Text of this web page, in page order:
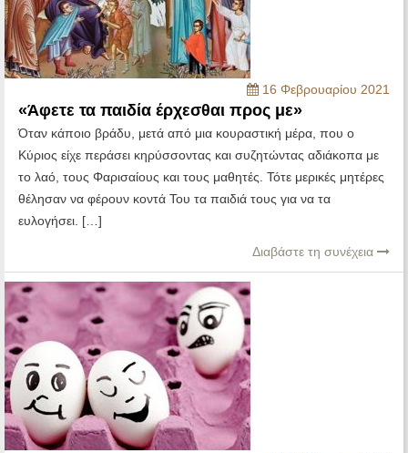
16 Φεβρουαρίου 2021
«Άφετε τα παιδία έρχεσθαι προς με»
Όταν κάποιο βράδυ, μετά από μια κουραστική μέρα, που ο
Κύριος είχε περάσει κηρύσσοντας και συζητώντας αδιάκοπα με
το λαό, τους Φαρισαίους και τους μαθητές. Τότε μερικές μητέρες
θέλησαν να φέρουν κοντά Του τα παιδιά τους για να τα
ευλογήσει. […]
Διαβάστε τη συνέχεια